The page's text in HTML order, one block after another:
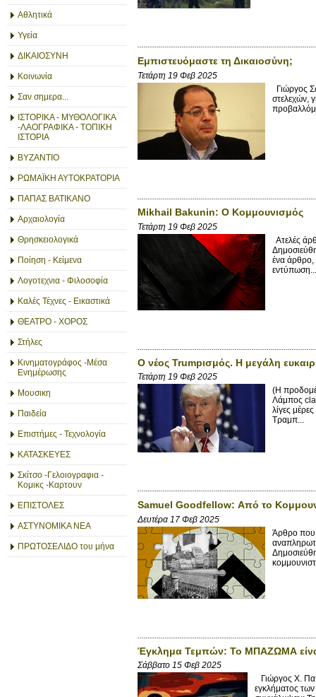
Αθλητικά
Υγεία
ΔΙΚΑΙΟΣΥΝΗ
Κοινωνία
Σαν σημερα...
ΙΣΤΟΡΙΚΑ - ΜΥΘΟΛΟΓΙΚΑ
-ΛΑΟΓΡΑΦΙΚΑ - ΤΟΠΙΚΗ
ΙΣΤΟΡΙΑ
ΒΥΖΑΝΤΙΟ
ΡΩΜΑΪΚΗ ΑΥΤΟΚΡΑΤΟΡΙΑ
ΠΑΠΑΣ ΒΑΤΙΚΑΝΟ
Αρχαιολογία
Θρησκειολογικά
Ποίηση - Κείμενα
Λογοτεχνια - Φιλοσοφία
Καλές Τέχνες - Εικαστικά
ΘΕΑΤΡΟ - ΧΟΡΟΣ
Στήλες
Κινηματογράφος -Μέσα
Ενημέρωσης
Μουσικη
Παιδεία
Επιστήμες - Τεχνολογία
ΚΑΤΑΣΚΕΥΕΣ
Σκίτσο -Γελοιογραφια -
Κομικς -Καρτουν
ΕΠΙΣΤΟΛΕΣ
ΑΣΤΥΝΟΜΙΚΑ ΝΕΑ
ΠΡΩΤΟΣΕΛΙΔΟ του μήνα
Εμπιστευόμαστε τη Δικαιοσύνη;
Τετάρτη 19 Φεβ 2025
Γιώργος
στελεχών,
Mikhail Bakunin: Ο Κομμουνισμός
Τετάρτη 19 Φεβ 2025
Ατελές
ένα άρθρο,
Ο νέος Trumpισμός. Η μεγάλη
Τετάρτη 19 Φεβ 2025
(Η
Λάμπος
λίγες
Τραμπ...
Samuel Goodfellow: Από το
Δευτέρα 17 Φεβ 2025
Άρθρο που
Έγκλημα Τεμπών: Το ΜΠΑΖΩΜΑ
Σάββατο 15 Φεβ 2025
Γιώργος X.
εγκλήματος των